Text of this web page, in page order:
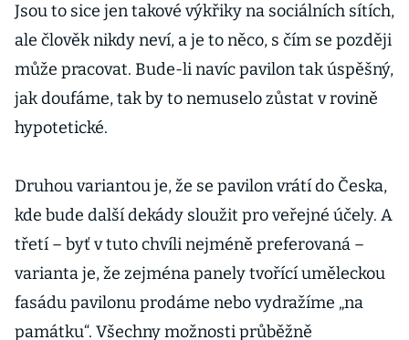
Jsou to sice jen takové výkřiky na sociálních sítích,
ale člověk nikdy neví, a je to něco, s čím se později
může pracovat. Bude-li navíc pavilon tak úspěšný,
jak doufáme, tak by to nemuselo zůstat v rovině
hypotetické.
Druhou variantou je, že se pavilon vrátí do Česka,
kde bude další dekády sloužit pro veřejné účely. A
třetí – byť v tuto chvíli nejméně preferovaná –
varianta je, že zejména panely tvořící uměleckou
fasádu pavilonu prodáme nebo vydražíme „na
památku“. Všechny možnosti průběžně